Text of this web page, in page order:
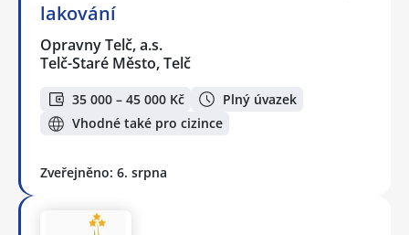
lakování
Opravny Telč, a.s.
Telč-Staré Město, Telč
35 000 – 45 000 Kč
Plný úvazek
Vhodné také pro cizince
Zveřejněno: 6. srpna